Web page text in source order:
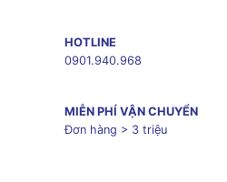
HOTLINE
0901.940.968
MIỄN PHÍ VẬN CHUYỂN
Đơn hàng > 3 triệu